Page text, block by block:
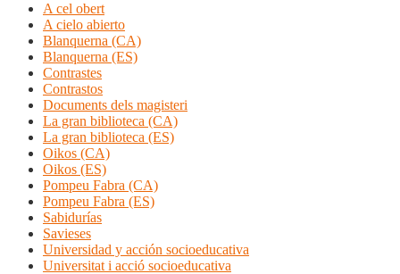
A cel obert
A cielo abierto
Blanquerna (CA)
Blanquerna (ES)
Contrastes
Contrastos
Documents dels magisteri
La gran biblioteca (CA)
La gran biblioteca (ES)
Oikos (CA)
Oikos (ES)
Pompeu Fabra (CA)
Pompeu Fabra (ES)
Sabidurías
Savieses
Universidad y acción socioeducativa
Universitat i acció socioeducativa